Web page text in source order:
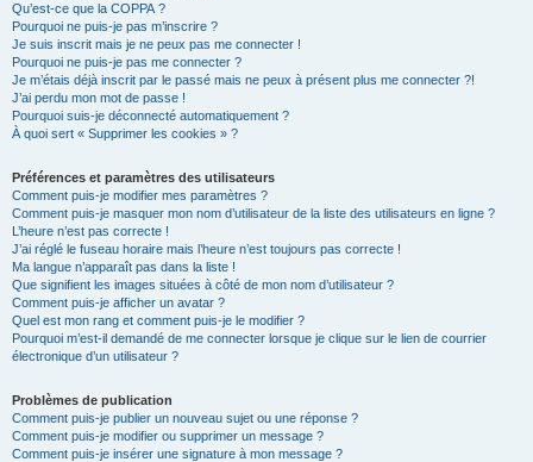
Qu’est-ce que la COPPA ?
Pourquoi ne puis-je pas m’inscrire ?
Je suis inscrit mais je ne peux pas me connecter !
Pourquoi ne puis-je pas me connecter ?
Je m’étais déjà inscrit par le passé mais ne peux à présent plus me connecter ?!
J’ai perdu mon mot de passe !
Pourquoi suis-je déconnecté automatiquement ?
À quoi sert « Supprimer les cookies » ?
Préférences et paramètres des utilisateurs
Comment puis-je modifier mes paramètres ?
Comment puis-je masquer mon nom d’utilisateur de la liste des utilisateurs en ligne ?
L’heure n’est pas correcte !
J’ai réglé le fuseau horaire mais l’heure n’est toujours pas correcte !
Ma langue n’apparaît pas dans la liste !
Que signifient les images situées à côté de mon nom d’utilisateur ?
Comment puis-je afficher un avatar ?
Quel est mon rang et comment puis-je le modifier ?
Pourquoi m’est-il demandé de me connecter lorsque je clique sur le lien de courrier
électronique d’un utilisateur ?
Problèmes de publication
Comment puis-je publier un nouveau sujet ou une réponse ?
Comment puis-je modifier ou supprimer un message ?
Comment puis-je insérer une signature à mon message ?